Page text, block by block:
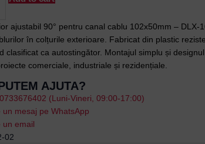
ajustabil 90° pentru canal cablu 102x50mm –
în colțurile exterioare. Fabricat din plastic
clasificat ca autostingător. Montajul simplu și
comerciale, industriale și rezidențiale.
AJUTA?
(Luni-Vineri, 09:00-17:00)
un mesaj pe WhatsApp
un email
02